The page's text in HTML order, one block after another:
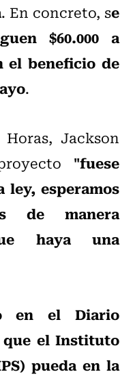
. En concreto, se
$60.000 a
el beneficio de
.
Jackson
"fuese
ley, esperamos
de manera
haya una
en el Diario
el Instituto
pueda en la